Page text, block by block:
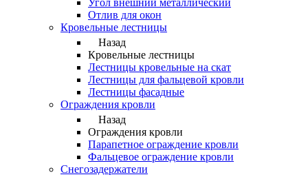
Отлив для окон
Кровельные лестницы
Назад
Кровельные лестницы
Лестницы кровельные на скат
Лестницы для фальцевой кровли
Лестницы фасадные
Ограждения кровли
Назад
Ограждения кровли
Парапетное ограждение кровли
Фальцевое ограждение кровли
Снегозадержатели